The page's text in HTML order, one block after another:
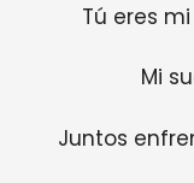
Tú eres
Mi
Juntos